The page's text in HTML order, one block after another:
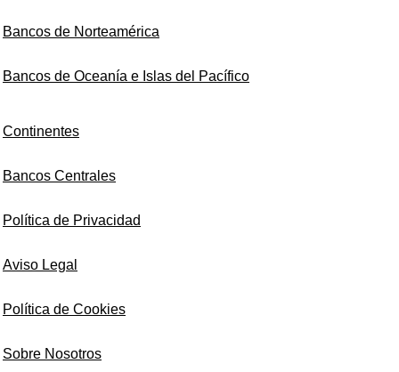
Bancos de Norteamérica
Bancos de Oceanía e Islas del Pacífico
Continentes
Bancos Centrales
Política de Privacidad
Aviso Legal
Política de Cookies
Sobre Nosotros